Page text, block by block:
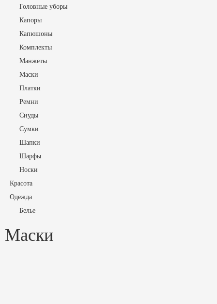
ONE SIZE (
КОД
Шп-02 (1)
ДИЗАЙНЕР
ODENI BRAND (
ПРОИЗВЕДЕНО
Сочи, Россия (
Головные уборы
Капоры
Капюшоны
Комплекты
Манжеты
Маски
Платки
Ремни
Снуды
Сумки
Шапки
Шарфы
Носки
Красота
Одежда
Белье
Брюки
Маски